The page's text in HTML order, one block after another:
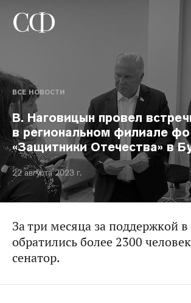
ВСЕ НОВОСТИ
В. Наговицын провел
в региональном филиале
«Защитники Отечества» в
22 августа 2023 г.
За три месяца за поддержкой
обратились более 2300
сенатор.